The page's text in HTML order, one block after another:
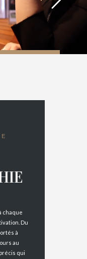
chaque
Du
à
au
qui